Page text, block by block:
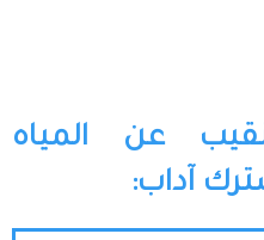
عن المياه
آداب: